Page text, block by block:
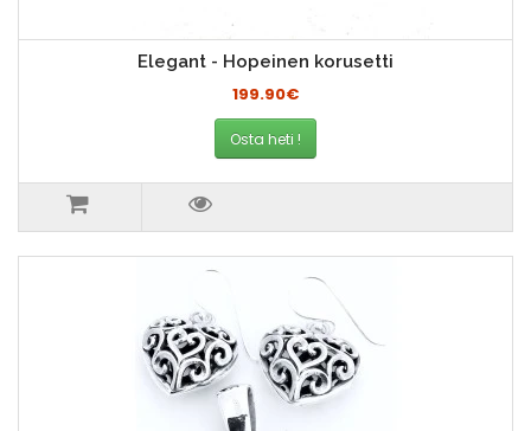
Elegant - Hopeinen korusetti
199.90€
Osta heti !